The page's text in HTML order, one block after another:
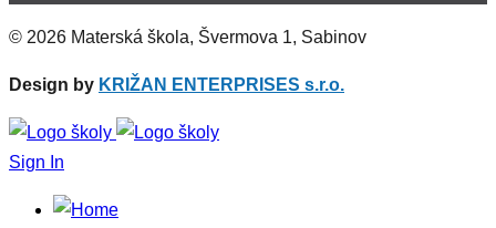
© 2026 Materská škola, Švermova 1, Sabinov
Design by KRIŽAN ENTERPRISES s.r.o.
Sign In